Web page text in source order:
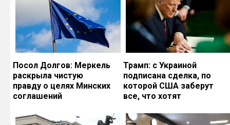
Посол Долгов: Меркель
раскрыла чистую
правду о целях Минских
соглашений
Трамп: с Украиной
подписана сделка, по
которой США заберут
все, что хотят